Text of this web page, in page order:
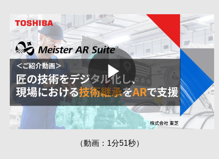
Play
Video
（動画：1分51秒）